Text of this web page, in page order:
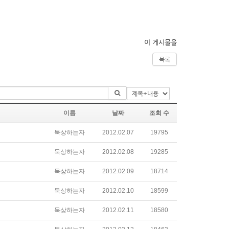
이 게시물을
목록
이름 날짜 조회 수
묵상하는자 2012.02.07 19795
묵상하는자 2012.02.08 19285
묵상하는자 2012.02.09 18714
묵상하는자 2012.02.10 18599
묵상하는자 2012.02.11 18580